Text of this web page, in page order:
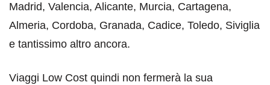
Madrid, Valencia, Alicante, Murcia, Cartagena,
Almeria, Cordoba, Granada, Cadice, Toledo, Siviglia
e tantissimo altro ancora.
Viaggi Low Cost quindi non fermerà la sua